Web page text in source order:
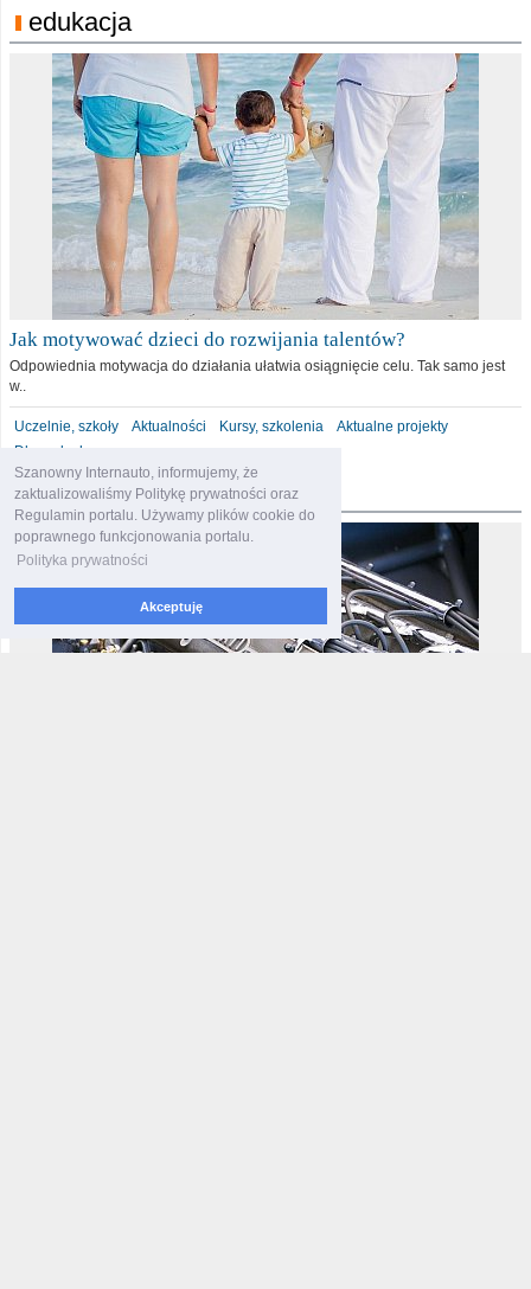
Szanowny Internauto, informujemy, że
zaktualizowaliśmy Politykę prywatności oraz
Regulamin portalu. Używamy plików cookie do
poprawnego funkcjonowania portalu.
Polityka prywatności
Akceptuję
edukacja
Jak motywować dzieci do rozwijania talentów?
Odpowiednia motywacja do działania ułatwia osiągnięcie celu. Tak samo jest
w..
Uczelnie, szkoły Aktualności Kursy, szkolenia
Aktualne projekty
Dla malucha
motoryzacja